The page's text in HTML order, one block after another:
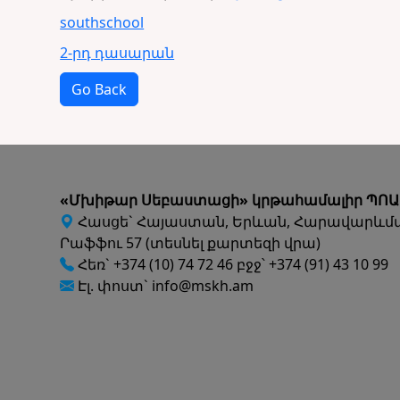
southschool
2-րդ դասարան
Go Back
«Մխիթար Սեբաստացի» կրթահամալիր
Հասցե` Հայաստան, Երևան,
Րաֆֆու 57 (տեսնել քարտեզի վրա)
Հեռ` +374 (10) 74 72 46 բջջ՝ +374 (91) 43 10 99
Էլ. փոստ` info@mskh.am